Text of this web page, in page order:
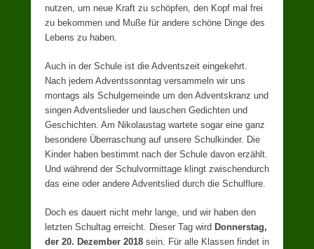
nutzen, um neue Kraft zu schöpfen, den Kopf mal frei
zu bekommen und Muße für andere schöne Dinge des
Lebens zu haben.
Auch in der Schule ist die Adventszeit eingekehrt.
Nach jedem Adventssonntag versammeln wir uns
montags als Schulgemeinde um den Adventskranz und
singen Adventslieder und lauschen Gedichten und
Geschichten. Am Nikolaustag wartete sogar eine ganz
besondere Überraschung auf unsere Schulkinder. Die
Kinder haben bestimmt nach der Schule davon erzählt.
Und während der Schulvormittage klingt zwischendurch
das eine oder andere Adventslied durch die Schulflure.
Doch es dauert nicht mehr lange, und wir haben den
letzten Schultag erreicht. Dieser Tag wird Donnerstag,
der 20. Dezember 2018 sein. Für alle Klassen findet in